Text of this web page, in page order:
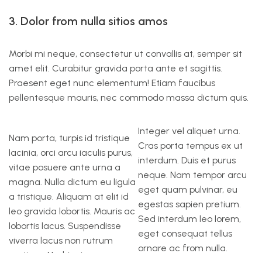
3. Dolor from nulla sitios amos
Morbi mi neque, consectetur ut convallis at, semper sit
amet elit. Curabitur gravida porta ante et sagittis.
Praesent eget nunc elementum! Etiam faucibus
pellentesque mauris, nec commodo massa dictum quis.
Nam porta, turpis id tristique
lacinia, orci arcu iaculis purus,
vitae posuere ante urna a
magna. Nulla dictum eu ligula
a tristique. Aliquam at elit id
leo gravida lobortis. Mauris ac
lobortis lacus. Suspendisse
viverra lacus non rutrum
Integer vel aliquet urna.
Cras porta tempus ex ut
interdum. Duis et purus
neque. Nam tempor arcu
eget quam pulvinar, eu
egestas sapien pretium.
Sed interdum leo lorem,
eget consequat tellus
ornare ac from nulla.